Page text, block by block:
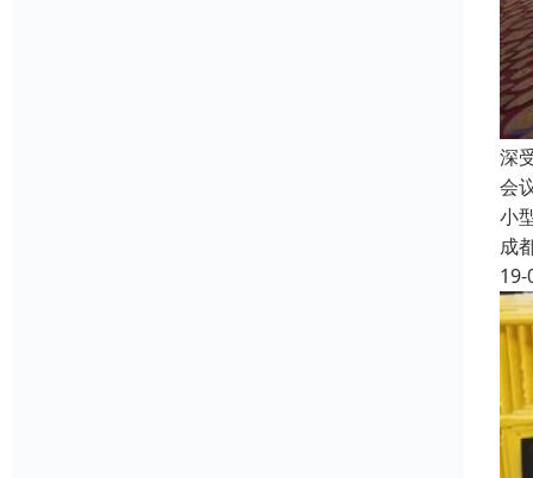
深
会
小
成
19-